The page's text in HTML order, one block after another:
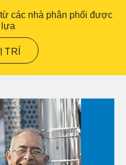
các nhà phân phối được
lựa
TRÍ